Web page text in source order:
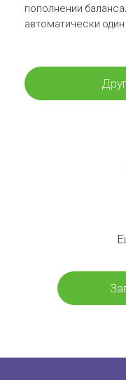
пополнении
автоматически